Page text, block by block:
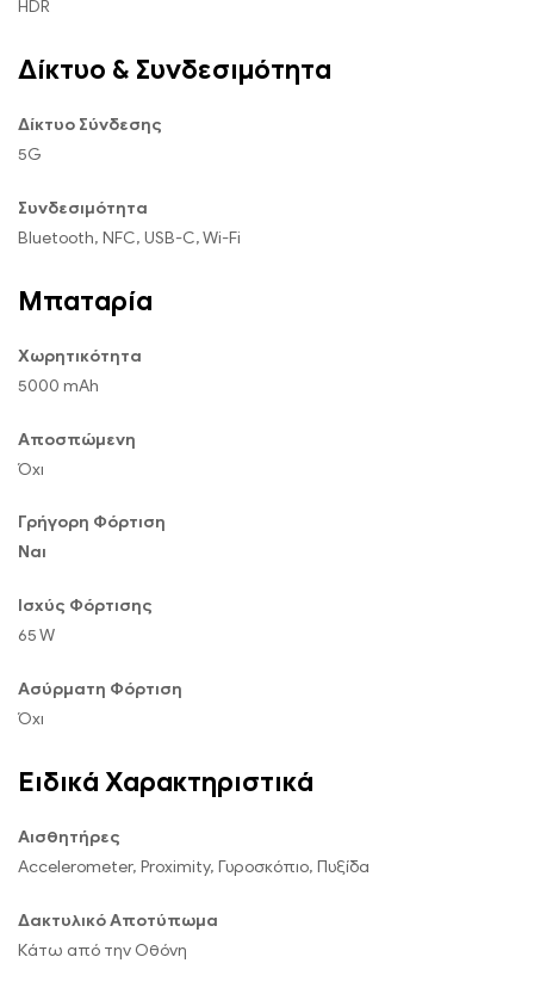
HDR
Δίκτυο & Συνδεσιμότητα
Δίκτυο Σύνδεσης
5G
Συνδεσιμότητα
Bluetooth, NFC, USB-C, Wi-Fi
Μπαταρία
Χωρητικότητα
5000 mAh
Αποσπώμενη
Όχι
Γρήγορη Φόρτιση
Ναι
Ισχύς Φόρτισης
65 W
Ασύρματη Φόρτιση
Όχι
Ειδικά Χαρακτηριστικά
Αισθητήρες
Accelerometer, Proximity, Γυροσκόπιο, Πυξίδα
Δακτυλικό Αποτύπωμα
Κάτω από την Οθόνη